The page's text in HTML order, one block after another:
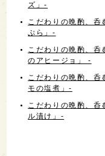
ズ」-
こだわりの晩酌、呑
ぷら」-
こだわりの晩酌、呑
のアヒージョ」 -
こだわりの晩酌、呑
モの塩煮」-
こだわりの晩酌、呑
ル漬け」-